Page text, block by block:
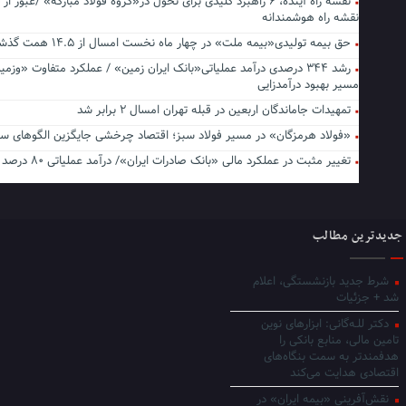
نقشه راه هوشمندانه
حق بیمه تولیدی«بیمه ملت» در چهار ماه نخست امسال از ۱۴.۵ همت گذشت
رشد ۳۴۴ درصدی درآمد عملیاتی«بانک ایران زمین» / عملکرد متفاوت
مسیر بهبود درآمدزایی
تمهیدات جاماندگان اربعین در قبله تهران امسال ۲ برابر شد
«فولاد هرمزگان» در مسیر فولاد سبز؛ اقتصاد چرخشی جایگزین الگوهای
تغییر مثبت در عملکرد مالی «بانک صادرات ایران»/ درآمد عملیاتی ۸۰ درصد رشد کرد
جدیدترین مطالب
شرط جدید بازنشستگی، اعلام
شد + جزئیات
دکتر للـه‌گانی: ابزارهای نوین
تامین مالی، منابع بانکی را
هدفمندتر به سمت بنگاه‌های
اقتصادی هدایت می‌کند
نقش‌آفرینی «بیمه ایران» در